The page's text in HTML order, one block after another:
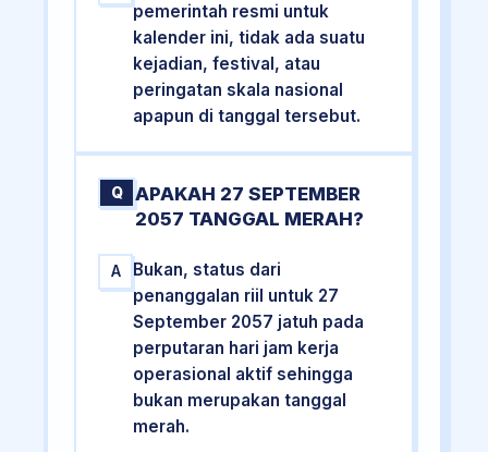
pemerintah resmi untuk
kalender ini, tidak ada suatu
kejadian, festival, atau
peringatan skala nasional
apapun di tanggal tersebut.
Q
APAKAH 27 SEPTEMBER
2057 TANGGAL MERAH?
A
Bukan, status dari
penanggalan riil untuk 27
September 2057 jatuh pada
perputaran hari jam kerja
operasional aktif sehingga
bukan merupakan tanggal
merah.